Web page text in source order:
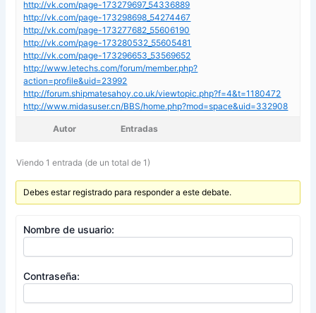
http://vk.com/page-173279697_54336889
http://vk.com/page-173298698_54274467
http://vk.com/page-173277682_55606190
http://vk.com/page-173280532_55605481
http://vk.com/page-173296653_53569652
http://www.letechs.com/forum/member.php?
action=profile&uid=23992
http://forum.shipmatesahoy.co.uk/viewtopic.php?f=4&t=1180472
http://www.midasuser.cn/BBS/home.php?mod=space&uid=332908
Autor Entradas
Viendo 1 entrada (de un total de 1)
Debes estar registrado para responder a este debate.
Nombre de usuario:
Contraseña: